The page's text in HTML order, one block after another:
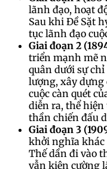
lãnh đạo, hoạt
Sau khi Đề Sặt
tục lãnh đạo
Giai đoạn 2
triển mạnh mẽ
quân dưới sự
lượng, xây dựng
cuộc càn quét
diễn ra, thể
thần chiến đấu
Giai đoạn 3
khởi nghĩa khác
Thế dần đi vào
vẫn kiên cường